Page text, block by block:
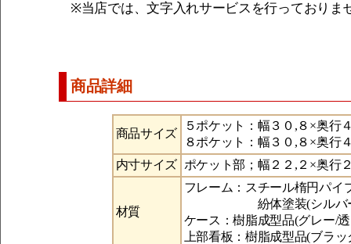
※当店では、文字入れサービスを行っておりま
商品詳細
商品サイズ
５ポケット：幅３０,８×奥行
８ポケット：幅３０,８×奥行
内寸サイズ ポケット部；幅２２,２×奥行
材質
フレーム：スチール楕円パイ
紛体塗装(シルバー
ケース：樹脂成型品(グレー/
上部看板：樹脂成型品(ブラッ